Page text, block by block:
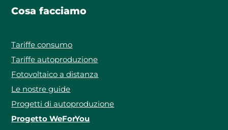
Cosa facciamo
Tariffe consumo
Tariffe autoproduzione
Fotovoltaico a distanza
Le nostre guide
Progetti di autoproduzione
Progetto WeForYou